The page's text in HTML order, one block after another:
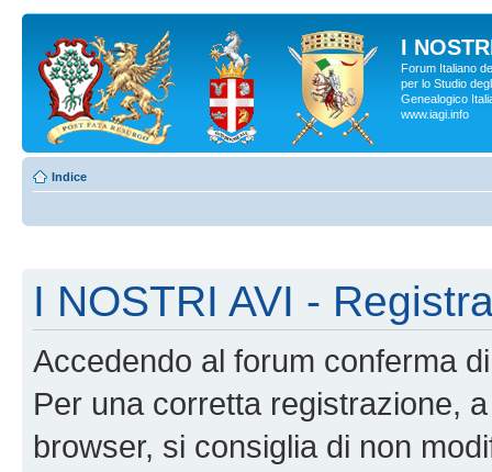
I
Forum Italiano
per lo Studio
Genealogico
www.iagi.info
Indice
I NOSTRI AVI -
Accedendo al forum conferma
Per una corretta registrazione,
browser, si consiglia di non